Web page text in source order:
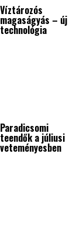
Víztározós
magaságyás – új
technológia
Paradicsomi
teendők a júliusi
veteményesben